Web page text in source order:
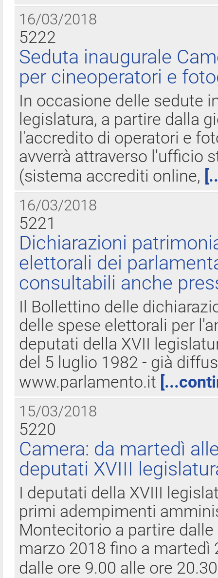
16/03/2018
5222
Seduta inaugurale
per cineoperatori e
In occasione delle sedute
legislatura, a partire dalla
l'accredito di operatori e
avverrà attraverso l'ufficio
(sistema accrediti online,
16/03/2018
5221
Dichiarazioni
elettorali dei
consultabili anche
Il Bollettino delle
delle spese elettorali per
deputati della XVII
del 5 luglio 1982 - già
www.parlamento.it
15/03/2018
5220
Camera: da martedì
deputati XVIII
I deputati della XVIII
primi adempimenti
Montecitorio a partire
marzo 2018 fino a
dalle ore 9.00 alle ore